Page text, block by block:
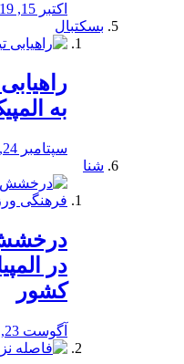
اکتبر 15, 2019
بسکتبال
به
سپتامبر 24, 2019
شنا
درخشش
در
کشور
آگوست 23, 2019